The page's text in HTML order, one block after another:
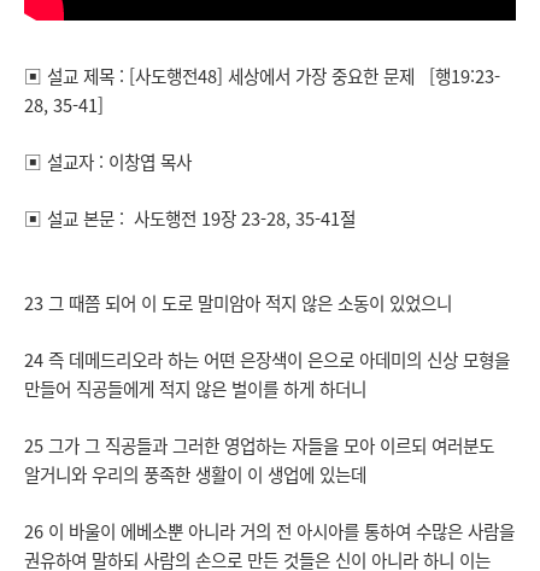
▣ 설교 제목 : [사도행전48] 세상에서 가장 중요한 문제 [행19:23-
28, 35-41]
▣ 설교자 : 이창엽 목사
▣ 설교 본문 : 사도행전 19장 23-28, 35-41절
23 그 때쯤 되어 이 도로 말미암아 적지 않은 소동이 있었으니
24 즉 데메드리오라 하는 어떤 은장색이 은으로 아데미의 신상 모형을
만들어 직공들에게 적지 않은 벌이를 하게 하더니
25 그가 그 직공들과 그러한 영업하는 자들을 모아 이르되 여러분도
알거니와 우리의 풍족한 생활이 이 생업에 있는데
26 이 바울이 에베소뿐 아니라 거의 전 아시아를 통하여 수많은 사람을
권유하여 말하되 사람의 손으로 만든 것들은 신이 아니라 하니 이는